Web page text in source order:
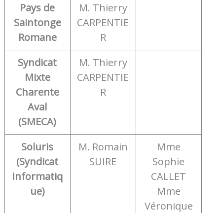
Pays de
Saintonge
Romane
M. Thierry
CARPENTIE
R
Syndicat
Mixte
Charente
Aval
(SMECA)
M. Thierry
CARPENTIE
R
Soluris
(Syndicat
Informatiq
ue)
M. Romain
SUIRE
Mme
Sophie
CALLET
Mme
Véronique